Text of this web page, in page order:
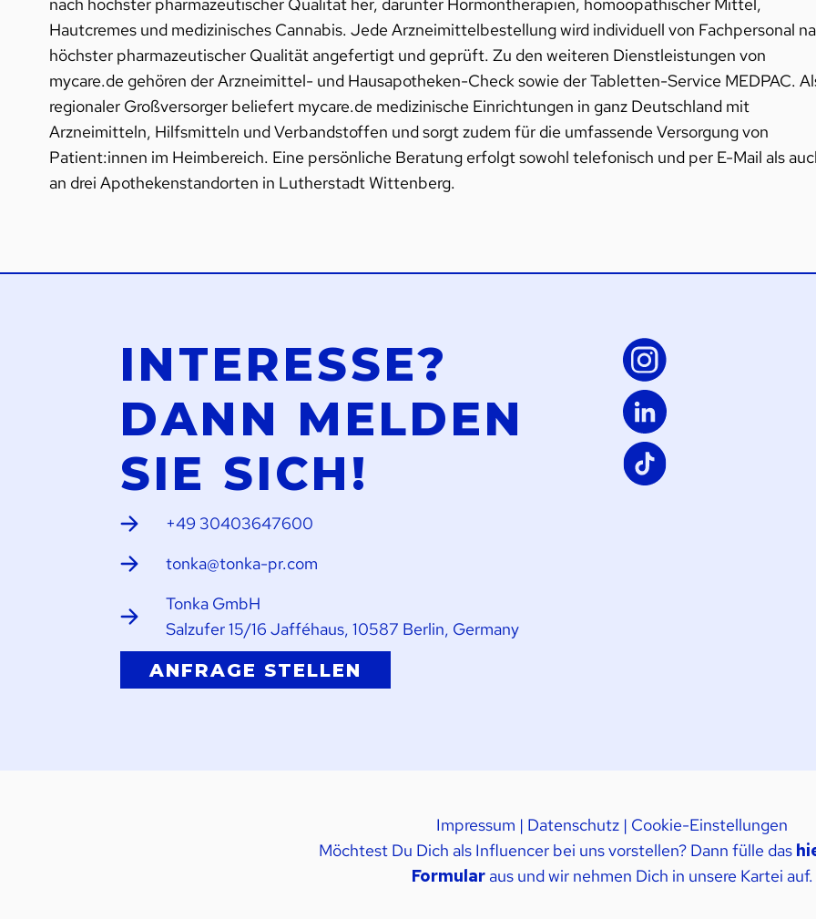
Hautcremes und medizinisches Cannabis. Jede Arzneimittelbestellung wird individuell von Fachpersonal
höchster pharmazeutischer Qualität angefertigt und geprüft. Zu den weiteren Dienstleistungen von
mycare.de gehören der Arzneimittel- und Hausapotheken-Check sowie der Tabletten-Service MEDPAC.
regionaler Großversorger beliefert mycare.de medizinische Einrichtungen in ganz Deutschland mit
Arzneimitteln, Hilfsmitteln und Verbandstoffen und sorgt zudem für die umfassende Versorgung von
Patient:innen im Heimbereich. Eine persönliche Beratung erfolgt sowohl telefonisch und per E-Mail als
an drei Apothekenstandorten in Lutherstadt Wittenberg.
INTERESSE?
DANN MELDEN
SIE SICH!
+49 30403647600
tonka@tonka-pr.com
Tonka GmbH
Salzufer 15/16 Jafféhaus, 10587 Berlin, Germany
ANFRAGE STELLEN
Impressum | Datenschutz | Cookie-Einstellungen
Möchtest Du Dich als Influencer bei uns vorstellen? Dann fülle das
Formularaus und wir nehmen Dich in unsere Kartei auf.